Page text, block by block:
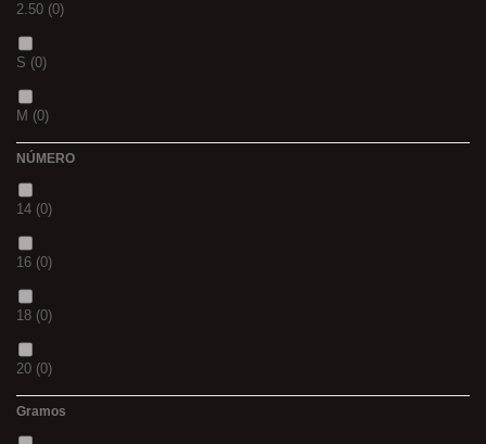
(0)
BLACK & RED
PANTHER
36(0)
P(0)
14(0)
42(0)
23(0)
2.50 (0)
S (0)
M (0)
20MM
3 M (0)
(0)
(0)
14MM
NÚMERO
14 (0)
16 (0)
18 (0)
20 (0)
Gramos